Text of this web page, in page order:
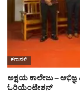
ಕರಾವಳಿ
ಅಕ್ಷಯ ಕಾಲೇಜು –
ಓರಿಯೆಂಟೇಶನ್